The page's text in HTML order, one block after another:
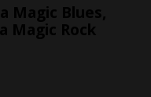
Magic Blues,
Magic Rock